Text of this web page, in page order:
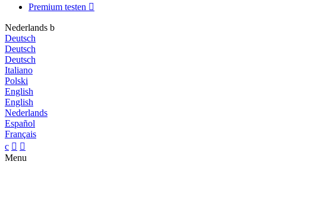
Premium testen 
Nederlands b
Deutsch
Deutsch
Deutsch
Italiano
Polski
English
English
Nederlands
Español
Français
c  
Menu